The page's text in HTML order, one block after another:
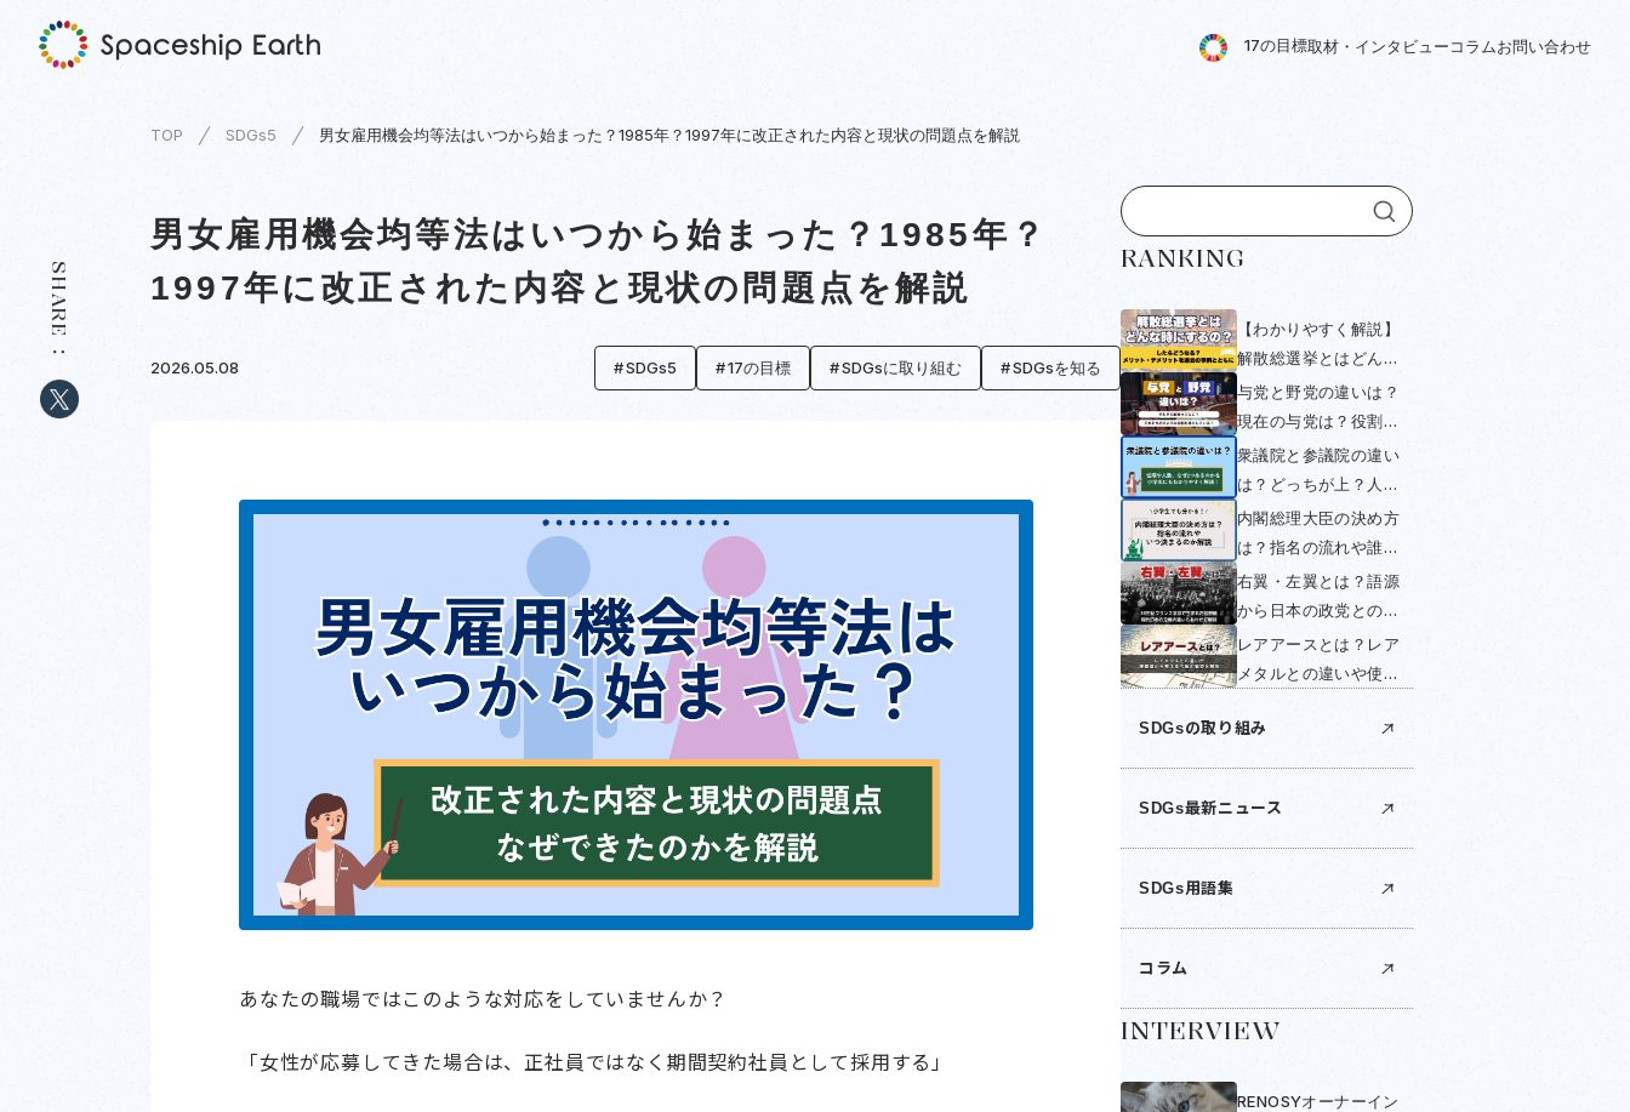
17の目標取材 ・ インタ ビュ ーコラ ムお問い合わせ
TOP SDGs5 男女雇用機会均等法はいつから始まった？1985年？1997年に改正された内容と現状の問題点を解説
男女雇用機会均等法はいつから始まった？1985年？
1997年に改正された内容と現状の問題点を解説
2026.05.08 SDGs5 17の目標 SDGsに取り組む SDGsを知る
あなたの職場ではこのような対応をしていませんか？
「女性が応募してきた場合は、正社員ではなく期間契約社員として採用する」
SHARE
RANKING
【わかりやすく解説】
解散総選挙とはどんな
時にするの？したらど
うなる？メリット・デ
メリットを過去の事例
とともにみていく
与党と野党の違いは？
現在の与党は？役割や
衆議院・参議院選挙と
の関係をわかりやすく
解説！
衆議院と参議院の違い
は？どっちが上？人数
や与党・野党について
小学生にもわかりやす
く簡単に解説！
内閣総理大臣の決め方
は？指名の流れや誰が
する？いつ変わるの
か・国民投票できない
右翼・左翼とは？語源
から日本の政党との関
係までわかりやすく解
説！
レアアースとは？レア
メタルとの違いや使い
日本の埋蔵量・中国の
SDGsの取り組み
SDGs最新ニュース
SDGs用語集
コラム
INTERVIEW
RENOSYオーナーイン